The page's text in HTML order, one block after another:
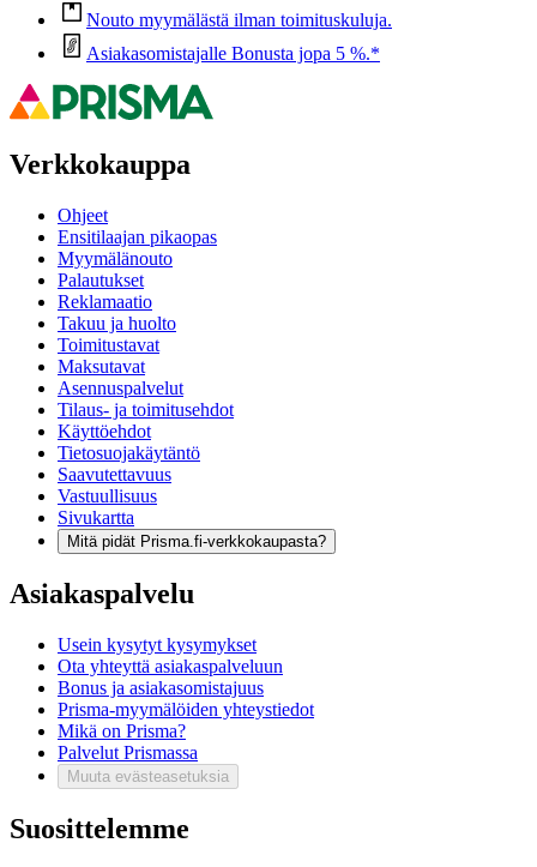
Nouto myymälästä ilman toimituskuluja.
Asiakasomistajalle Bonusta jopa 5 %.*
Verkkokauppa
Ohjeet
Ensitilaajan pikaopas
Myymälänouto
Palautukset
Reklamaatio
Takuu ja huolto
Toimitustavat
Maksutavat
Asennuspalvelut
Tilaus- ja toimitusehdot
Käyttöehdot
Tietosuojakäytäntö
Saavutettavuus
Vastuullisuus
Sivukartta
Mitä pidät Prisma.fi-verkkokaupasta?
Asiakaspalvelu
Usein kysytyt kysymykset
Ota yhteyttä asiakaspalveluun
Bonus ja asiakasomistajuus
Prisma-myymälöiden yhteystiedot
Mikä on Prisma?
Palvelut Prismassa
Muuta evästeasetuksia
Suosittelemme